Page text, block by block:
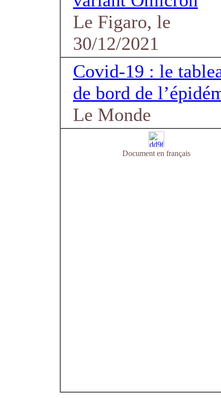
Le Figaro, le
30/12/2021
Covid-19 : le
de bord de
Le Monde
Document en français